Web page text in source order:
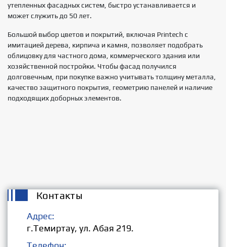
утепленных фасадных систем, быстро устанавливается и
может служить до 50 лет.
Большой выбор цветов и покрытий, включая Printech с
имитацией дерева, кирпича и камня, позволяет подобрать
облицовку для частного дома, коммерческого здания или
хозяйственной постройки. Чтобы фасад получился
долговечным, при покупке важно учитывать толщину металла,
качество защитного покрытия, геометрию панелей и наличие
подходящих доборных элементов.
Контакты
Адрес:
г.Темиртау, ул. Абая 219.